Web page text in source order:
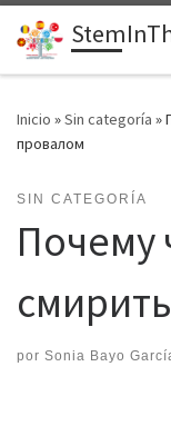
Saltar al contenido
Inicio »Sin categoría »
провалом
SIN CATEGORÍA
Почему
por Sonia Bayo